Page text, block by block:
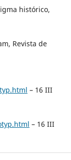
histórico,
Revista de
– 16 III
– 16 III